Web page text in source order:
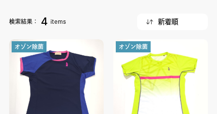
検索結果： 4 items
オゾン除菌 オゾン除菌